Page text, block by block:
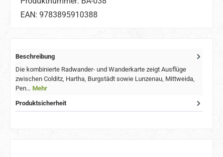
EAN: 9783895910388
Beschreibung
Die kombinierte Radwander- und Wanderkarte zeigt Ausflüge
zwischen Colditz, Hartha, Burgstädt sowie Lunzenau, Mittweida,
Pen… Mehr
Produktsicherheit